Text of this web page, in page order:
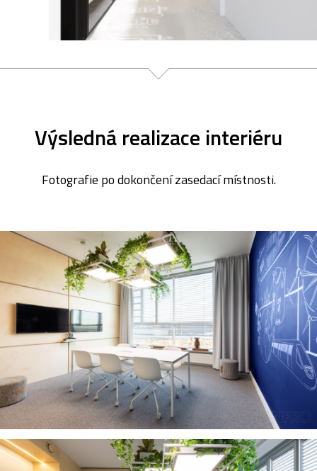
Výsledná realizace interiéru
Fotografie po dokončení zasedací místnosti.